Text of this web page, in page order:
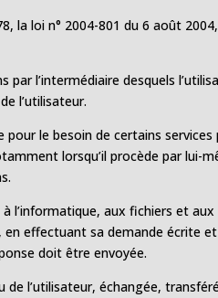
loi n° 2004-801 du 6 août
par l’intermédiaire desquels
l’utilisateur.
le besoin de certains
lorsqu’il procède par lui-
l’informatique, aux fichiers et
effectuant sa demande écrite
doit être envoyée.
de l’utilisateur, échangée,